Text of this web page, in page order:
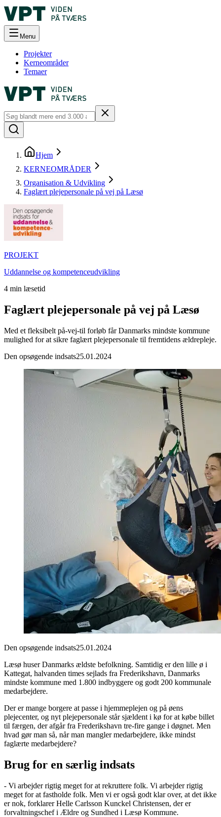
Menu
Projekter
Kerneområder
Temaer
Hjem
KERNEOMRÅDER
Organisation & Udvikling
Faglært plejepersonale på vej på Læsø
PROJEKT
Uddannelse og kompetenceudvikling
4 min læsetid
Faglært plejepersonale på vej på Læsø
Med et fleksibelt på-vej-til forløb får Danmarks mindste kommune
mulighed for at sikre faglært plejepersonale til fremtidens ældrepleje.
Den opsøgende indsats25.01.2024
Den opsøgende indsats25.01.2024
Læsø huser Danmarks ældste befolkning. Samtidig er den lille ø i
Kattegat, halvanden times sejlads fra Frederikshavn, Danmarks
mindste kommune med 1.800 indbyggere og godt 200 kommunale
medarbejdere.
Der er mange borgere at passe i hjemmeplejen og på øens
plejecenter, og nyt plejepersonale står sjældent i kø for at købe billet
til færgen, der afgår fra Frederikshavn tre-fire gange i døgnet. Men
hvad gør man så, når man mangler medarbejdere, ikke mindst
faglærte medarbejdere?
Brug for en særlig indsats
- Vi arbejder rigtig meget for at rekruttere folk. Vi arbejder rigtig
meget for at fastholde folk. Men vi er også godt klar over, at det ikke
er nok, forklarer Helle Carlsson Kunckel Christensen, der er
forvaltningschef i Ældre og Sundhed i Læsø Kommune.